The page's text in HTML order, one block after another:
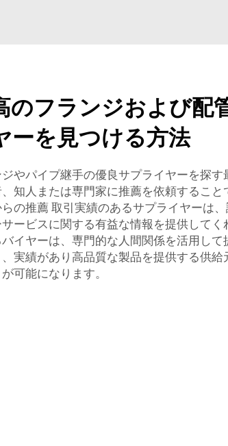
のフランジおよび配
ーを見つける方法
やパイプ継手の優良サプライヤーを探す
知人または専門家に推薦を依頼すること
の推薦 取引実績のあるサプライヤーは
サービスに関する有益な情報を提供して
バイヤーは、専門的な人間関係を活用して
実績があり高品質な製品を提供する供給
可能になります。